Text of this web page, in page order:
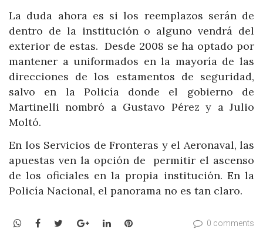
La duda ahora es si los reemplazos serán de
dentro de la institución o alguno vendrá del
exterior de estas. Desde 2008 se ha optado por
mantener a uniformados en la mayoría de las
direcciones de los estamentos de seguridad,
salvo en la Policía donde el gobierno de
Martinelli nombró a Gustavo Pérez y a Julio
Moltó.
En los Servicios de Fronteras y el Aeronaval, las
apuestas ven la opción de permitir el ascenso
de los oficiales en la propia institución. En la
Policía Nacional, el panorama no es tan claro.
WhatsApp
Facebook
TwitterGoogle+LinkedInPinterest 0 comments